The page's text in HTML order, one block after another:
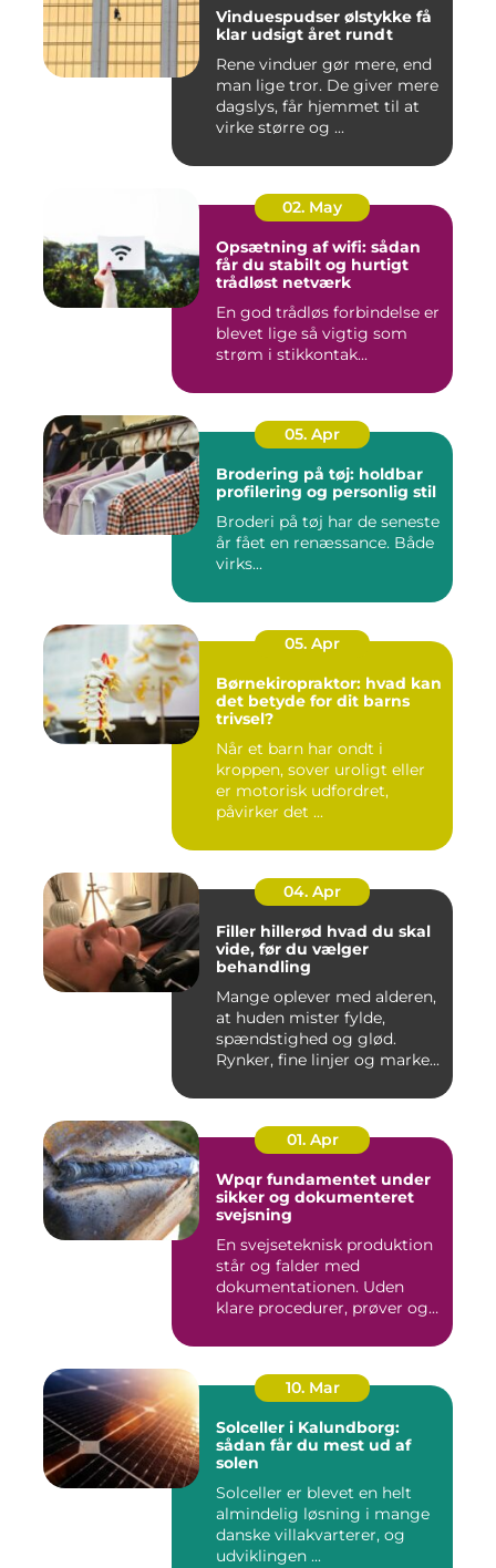
Vinduespudser ølstykke få
klar udsigt året rundt
Rene vinduer gør mere, end
man lige tror. De giver mere
dagslys, får hjemmet til at
virke større og ...
02. May
Opsætning af wifi: sådan
får du stabilt og hurtigt
trådløst netværk
En god trådløs forbindelse er
blevet lige så vigtig som
strøm i stikkontak...
05. Apr
Brodering på tøj: holdbar
profilering og personlig stil
Broderi på tøj har de seneste
år fået en renæssance. Både
virks...
05. Apr
Børnekiropraktor: hvad kan
det betyde for dit barns
trivsel?
Når et barn har ondt i
kroppen, sover uroligt eller
er motorisk udfordret,
påvirker det ...
04. Apr
Filler hillerød hvad du skal
vide, før du vælger
behandling
Mange oplever med alderen,
at huden mister fylde,
spændstighed og glød.
Rynker, fine linjer og marke...
01. Apr
Wpqr fundamentet under
sikker og dokumenteret
svejsning
En svejseteknisk produktion
står og falder med
dokumentationen. Uden
klare procedurer, prøver og
10. Mar
Solceller i Kalundborg:
sådan får du mest ud af
solen
Solceller er blevet en helt
almindelig løsning i mange
danske villakvarterer, og
udviklingen ...